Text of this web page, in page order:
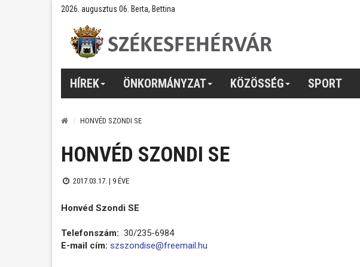
2026. augusztus 06. Berta, Bettina
HÍREK ÖNKORMÁNYZAT KÖZÖSSÉG SPORT
HONVÉD SZONDI SE
HONVÉD SZONDI SE
2017.03.17. | 9 ÉVE
Honvéd Szondi SE
Telefonszám: 30/235-6984
E-mail cím: szszondise@freemail.hu